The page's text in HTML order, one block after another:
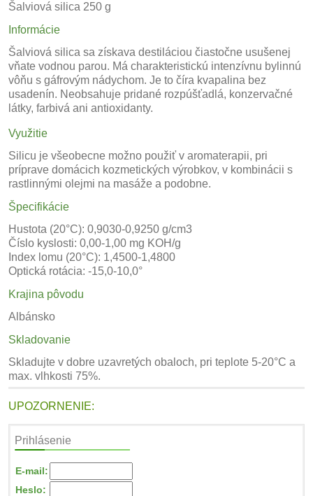
Šalviová silica 250 g
Informácie
Šalviová silica sa získava destiláciou čiastočne usušenej
vňate vodnou parou. Má charakteristickú intenzívnu bylinnú
vôňu s gáfrovým nádychom. Je to číra kvapalina bez
usadenín. Neobsahuje pridané rozpúšťadlá, konzervačné
látky, farbivá ani antioxidanty.
Využitie
Silicu je všeobecne možno použiť v aromaterapii, pri
príprave domácich kozmetických výrobkov, v kombinácii s
rastlinnými olejmi na masáže a podobne.
Špecifikácie
Hustota (20°C): 0,9030-0,9250 g/cm3
Číslo kyslosti: 0,00-1,00 mg KOH/g
Index lomu (20°C): 1,4500-1,4800
Optická rotácia: -15,0-10,0°
Krajina pôvodu
Albánsko
Skladovanie
Skladujte v dobre uzavretých obaloch, pri teplote 5-20°C a
max. vlhkosti 75%.
UPOZORNENIE:
Prihlásenie
E-mail:
Heslo: